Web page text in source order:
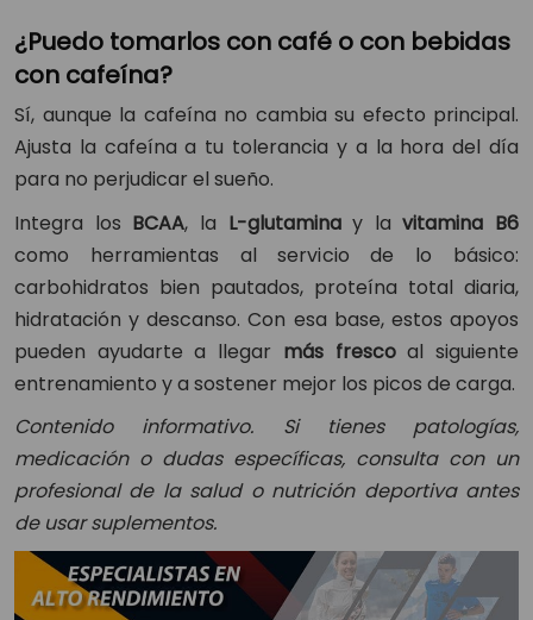
¿Puedo tomarlos con café o con bebidas
con cafeína?
Sí, aunque la cafeína no cambia su efecto principal.
Ajusta la cafeína a tu tolerancia y a la hora del día
para no perjudicar el sueño.
Integra los BCAA, la L-glutaminay lavitamina B6
como herramientas al servicio de lo básico:
carbohidratos bien pautados, proteína total diaria,
hidratación y descanso. Con esa base, estos apoyos
pueden ayudarte a llegar más frescoal siguiente
entrenamiento y a sostener mejor los picos de carga.
Contenido informativo. Si tienes patologías,
medicación o dudas específicas, consulta con un
profesional de la salud o nutrición deportiva antes
de usar suplementos.